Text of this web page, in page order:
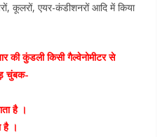
कूलरों, एयर-कंडीशनरों आदि में किया
की कुंडली किसी गैल्वेनोमीटर से
चुंबक-
है ।
है ।